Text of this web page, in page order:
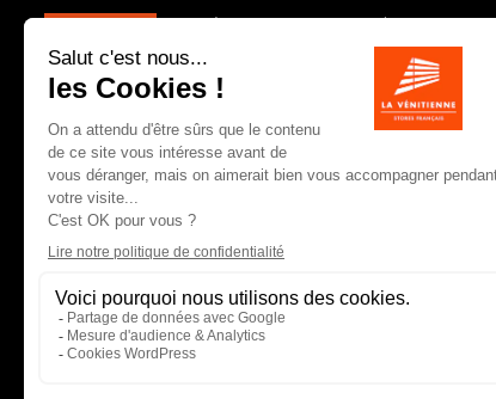
La Vénitienne est une PME charentaise qui,
depuis 30 ans, conçoit, fabrique et
commercialise dans toute la France des
stores et autres équipements de protection
solaire et lumineuse. En choisissant La
Vénitienne, vous faites le choix d’un
partenaire qui vous garantit un produit de
qualité, une réactivité immédiate et une
équipe commerciale expérimentée.